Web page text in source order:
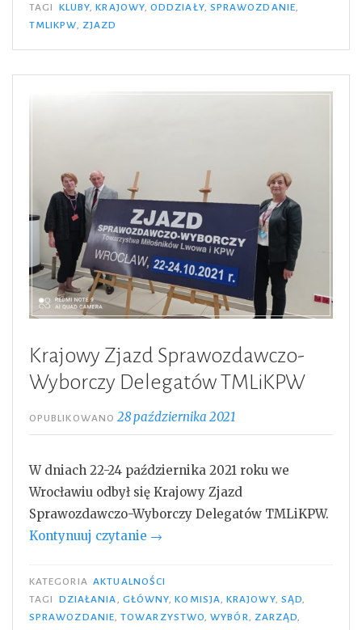
TAGI
KLUBY ,KRAJOWY,ODDZIAŁY, SPRAWOZDANIE
TMLIKPW
ZJAZD
Krajowy Zjazd Sprawozdawczo-
Wyborczy Delegatów TMLiKPW
OPUBLIKOWANO28 października 2021
W dniach 22-24 października 2021 roku we
Wrocławiu odbył się Krajowy Zjazd
Sprawozdawczo-Wyborczy Delegatów TMLiKPW.
Kontynuuj czytanie „Krajowy
Sprawozdawczo-
Wyborczy
Delegatów
→
KATEGORIA AKTUALNOŚCI
TAGI
DZIAŁANIA, GŁÓWNY,KOMISJA,KRAJOWY, SĄD,
SPRAWOZDANIE,TOWARZYSTWO,WYBÓR, ZARZĄD,